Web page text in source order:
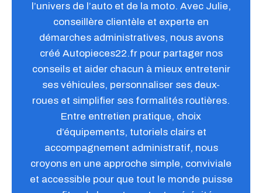
l’univers de l’auto et de la moto. Avec Julie,
conseillère clientèle et experte en
démarches administratives, nous avons
créé Autopieces22.fr pour partager nos
conseils et aider chacun à mieux entretenir
ses véhicules, personnaliser ses deux-
roues et simplifier ses formalités routières.
Entre entretien pratique, choix
d’équipements, tutoriels clairs et
accompagnement administratif, nous
croyons en une approche simple, conviviale
et accessible pour que tout le monde puisse